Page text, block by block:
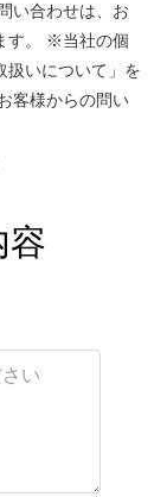
い合わせは、お
す。 ※当社の個
扱いについて」を
客様からの問い